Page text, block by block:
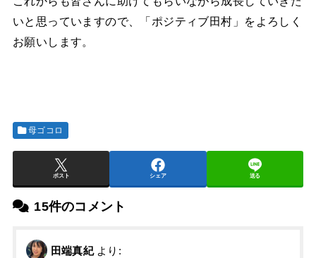
いと思っていますので、「ポジティブ田村」をよろしく
お願いします。
母ゴコロ
ポスト シェア 送る
15件のコメント
田端真紀 より: